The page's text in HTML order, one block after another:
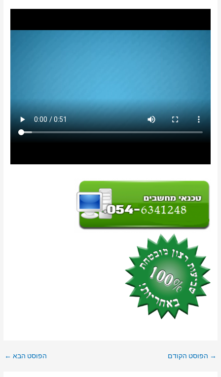
→ הפוסט הקודם הפוסט הבא ←